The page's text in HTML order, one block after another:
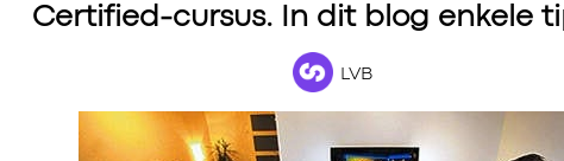
Certified-cursus. In dit blog enkele
LVB